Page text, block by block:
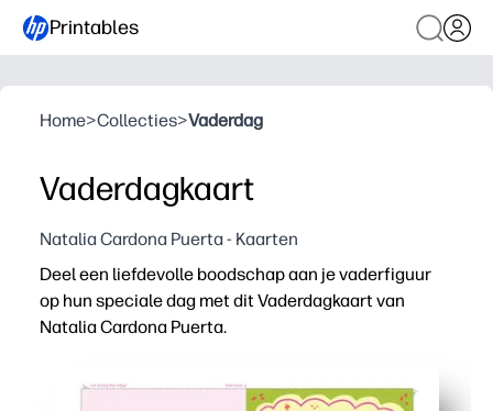
Printables
Home>Collecties>Vaderdag
Vaderdagkaart
Natalia Cardona Puerta - Kaarten
Deel een liefdevolle boodschap aan je vaderfiguur
op hun speciale dag met dit Vaderdagkaart van
Natalia Cardona Puerta.